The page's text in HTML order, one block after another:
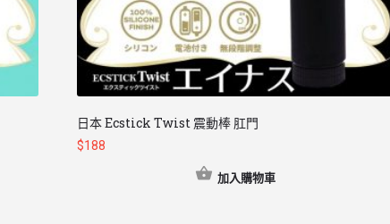
日本 Ecstick Twist 震動棒 肛門
$188
加入購物車